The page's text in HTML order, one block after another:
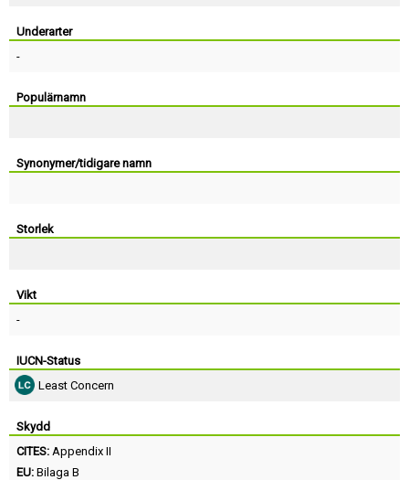
Underarter
-
Populärnamn
Synonymer/tidigare namn
Storlek
Vikt
-
IUCN-Status
Least Concern
Skydd
CITES: Appendix II
EU: Bilaga B